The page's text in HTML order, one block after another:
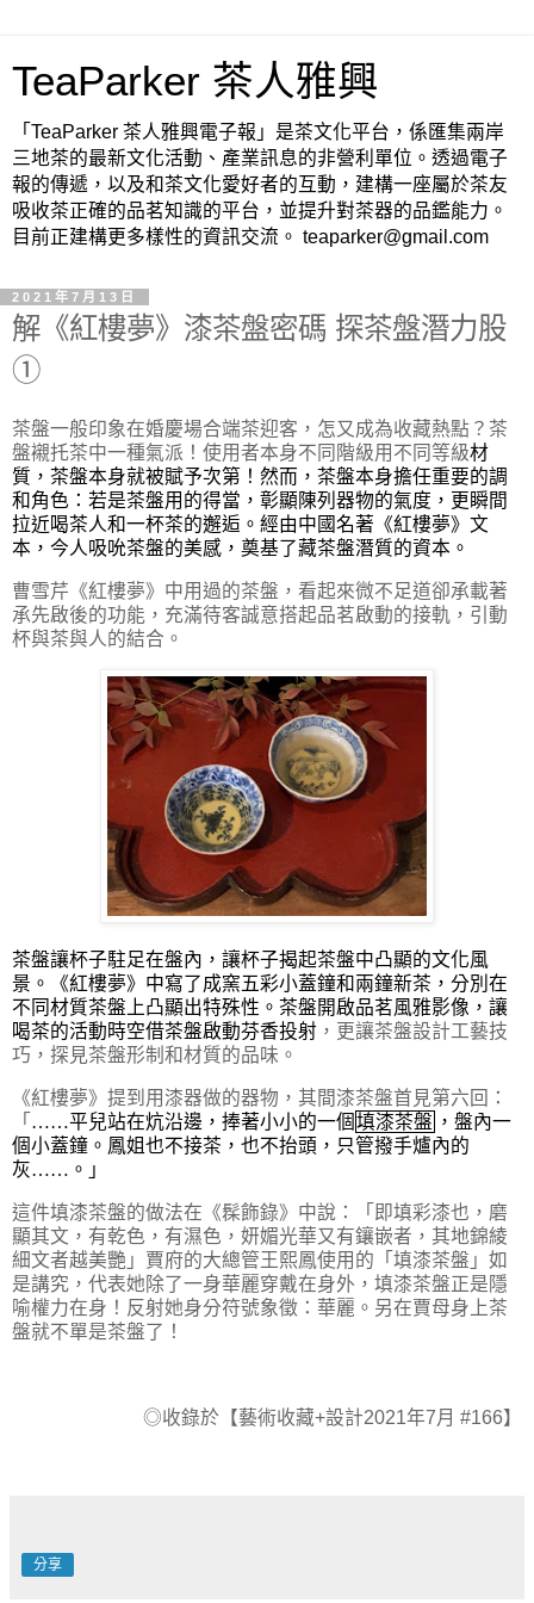
TeaParker 茶人雅興
「TeaParker 茶人雅興電子報」是茶文化平台，係匯集兩岸
三地茶的最新文化活動、產業訊息的非營利單位。透過電子
報的傳遞，以及和茶文化愛好者的互動，建構一座屬於茶友
吸收茶正確的品茗知識的平台，並提升對茶器的品鑑能力。
目前正建構更多樣性的資訊交流。 teaparker@gmail.com
2021年7月13日
解《紅樓夢》漆茶盤密碼 探茶盤潛力股
①
茶盤一般印象在婚慶場合端茶迎客，怎又成為收藏熱點？茶
盤襯托茶中一種氣派！使用者本身不同階級用不同等級材
質，茶盤本身就被賦予次第！然而，茶盤本身擔任重要的調
和角色：若是茶盤用的得當，彰顯陳列器物的氣度，更瞬間
拉近喝茶人和一杯茶的邂逅。經由中國名著《紅樓夢》文
本，今人吸吮茶盤的美感，奠基了藏茶盤潛質的資本。
曹雪芹《紅樓夢》中用過的茶盤，看起來微不足道卻承載著
承先啟後的功能，充滿待客誠意搭起品茗啟動的接軌，引動
杯與茶與人的結合。
茶盤讓杯子駐足在盤內，讓杯子揭起茶盤中凸顯的文化風
景。《紅樓夢》中寫了成窯五彩小蓋鐘和兩鐘新茶，分別在
不同材質茶盤上凸顯出特殊性。茶盤開啟品茗風雅影像，讓
喝茶的活動時空借茶盤啟動芬香投射 ，更讓茶盤設計工藝技
巧，探見茶盤形制和材質的品味。
《紅樓夢》提到用漆器做的器物，其間漆茶盤首見第六回：
「 ……平兒站在炕沿邊，捧著小小的一個 填漆茶盤 ，盤內一
個小蓋鐘。鳳姐也不接茶，也不抬頭，只管撥手爐內的
灰……。」
這件填漆茶盤的做法在《髹飾錄》中說：「 即填彩漆也，磨
顯其文，有乾色，有濕色，妍媚光華又有鑲嵌者，其地錦綾
細文者越美艷 」賈府的大總管王熙鳳使用的「填漆茶盤」如
是講究，代表她除了一身華麗穿戴在身外，填漆茶盤正是隱
喻權力在身！反射她身分符號象徵：華麗。另在賈母身上茶
盤就不單是茶盤了！
◎收錄於【藝術收藏+設計2021年7月 #166】
分享